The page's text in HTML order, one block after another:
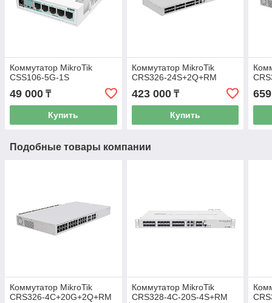
Коммутатор MikroTik
CSS106-5G-1S
49 000 ₸
Купить
Коммутатор MikroTik
CRS326-24S+2Q+RM
423 000₸
Купить
Подобные товары компании
Коммутатор MikroTik
CRS326-4C+20G+2Q+RM
Коммутатор MikroTik
CRS328-4C-20S-4S+RM